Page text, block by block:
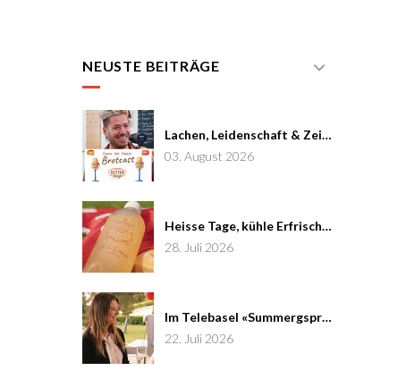
NEUSTE BEITRÄGE
Lachen, Leidenschaft & Zeit: Joël von Mutzenbecher im Brotcast #7
03. August 2026
Heisse Tage, kühle Erfrischung
28. Juli 2026
Im Telebasel «Summergspröch» zu Gast
22. Juli 2026